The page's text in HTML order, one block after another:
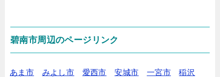
碧南市周辺のページリンク
あま市 みよし市 愛西市 安城市 一宮市
稲沢